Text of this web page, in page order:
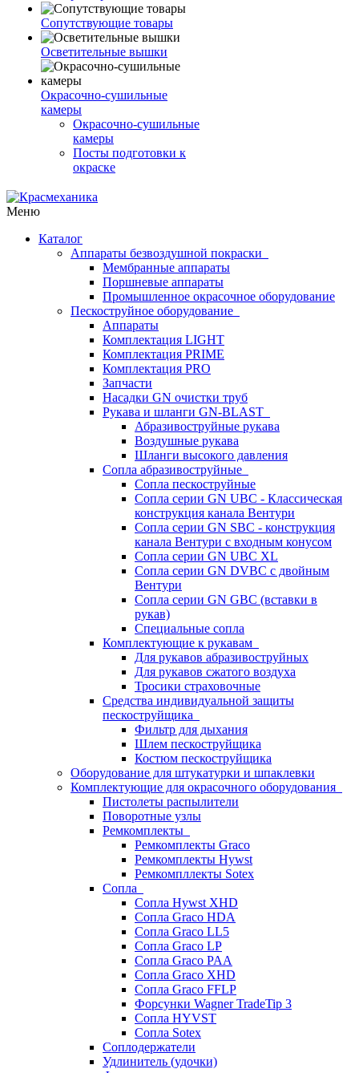
Сопутствующие товары
Осветительные вышки
Окрасочно-сушильные
камеры
Окрасочно-сушильные
камеры
Посты подготовки к
окраске
Меню
Каталог
Аппараты безвоздушной покраски
Мембранные аппараты
Поршневые аппараты
Промышленное окрасочное оборудование
Пескоструйное оборудование
Аппараты
Комплектация LIGHT
Комплектация PRIME
Комплектация PRO
Запчасти
Насадки GN очистки труб
Рукава и шланги GN-BLAST
Абразивоструйные рукава
Воздушные рукава
Шланги высокого давления
Сопла абразивоструйные
Сопла пескоструйные
Сопла серии GN UBC - Классическая
конструкция канала Вентури
Сопла серии GN SBC - конструкция
канала Вентури c входным конусом
Сопла серии GN UBC XL
Сопла серии GN DVBC с двойным
Вентури
Сопла серии GN GBC (вставки в
рукав)
Специальные сопла
Комплектующие к рукавам
Для рукавов абразивоструйных
Для рукавов сжатого воздуха
Тросики страховочные
Средства индивидуальной защиты
пескоструйщика
Фильтр для дыхания
Шлем пескоструйщика
Костюм пескоструйщика
Оборудование для штукатурки и шпаклевки
Комплектующие для окрасочного оборудования
Пистолеты распылители
Поворотные узлы
Ремкомплекты
Ремкомплекты Graco
Ремкомплекты Hywst
Ремкомпллекты Sotex
Сопла
Сопла Hywst XHD
Сопла Graco HDA
Сопла Graco LL5
Сопла Graco LP
Сопла Graco PAA
Сопла Graco XHD
Сопла Graco FFLP
Форсунки Wagner TradeTip 3
Сопла HYVST
Сопла Sotex
Соплодержатели
Удлинитель (удочки)